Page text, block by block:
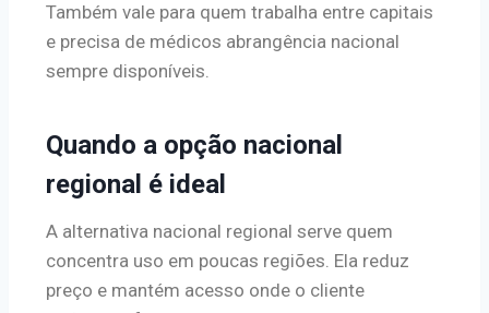
Também vale para quem trabalha entre capitais
e precisa de médicos abrangência nacional
sempre disponíveis.
Quando a opção nacional
regional é ideal
A alternativa nacional regional serve quem
concentra uso em poucas regiões. Ela reduz
preço e mantém acesso onde o cliente